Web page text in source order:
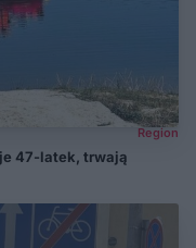
Region
47-latek, trwają